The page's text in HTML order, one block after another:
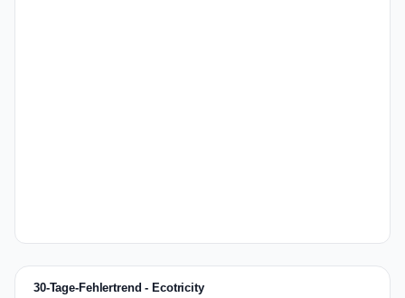
30-Tage-Fehlertrend - Ecotricity